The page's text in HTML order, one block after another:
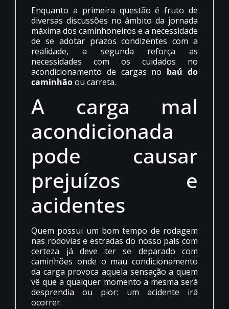
Enquanto a primeira questão é fruto de
diversas discussões no âmbito da jornada
máxima dos caminhoneiros e a necessidade
de se adotar prazos condizentes com a
realidade, a segunda reforça as
necessidades com os cuidados no
acondicionamento de cargas no baú do
caminhãoou carreta.
A carga mal
acondicionada
pode causar
prejuízos e
acidentes
Quem possui um bom tempo de rodagem
nas rodovias e estradas do nosso país com
certeza já deve ter se deparado com
caminhões onde o mau condicionamento
da carga provoca aquela sensação a quem
vê que a qualquer momento a mesma será
desprendia ou pior: um acidente irá
ocorrer.